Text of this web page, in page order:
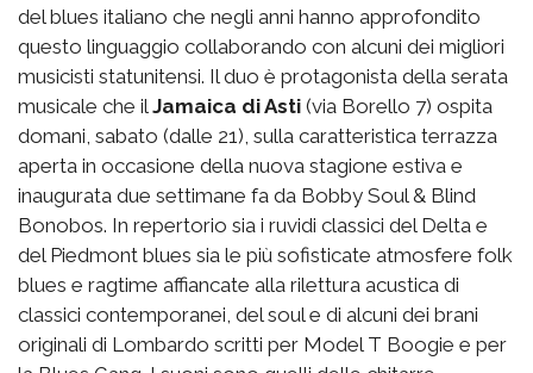
del blues italiano che negli anni hanno approfondito
questo linguaggio collaborando con alcuni dei migliori
musicisti statunitensi. Il duo è protagonista della serata
musicale che il Jamaica di Asti (via Borello 7) ospita
domani, sabato (dalle 21), sulla caratteristica terrazza
aperta in occasione della nuova stagione estiva e
inaugurata due settimane fa da Bobby Soul & Blind
Bonobos. In repertorio sia i ruvidi classici del Delta e
del Piedmont blues sia le più sofisticate atmosfere folk
blues e ragtime affiancate alla rilettura acustica di
classici contemporanei, del soul e di alcuni dei brani
originali di Lombardo scritti per Model T Boogie e per